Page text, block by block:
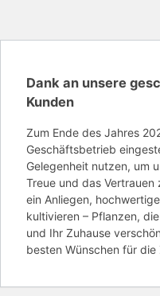
Dank an unsere
Kunden
Zum Ende des Jahres
Geschäftsbetrieb
Gelegenheit nutzen, um
Treue und das
ein Anliegen,
kultivieren – Pflanzen,
und Ihr Zuhause
besten Wünschen für die